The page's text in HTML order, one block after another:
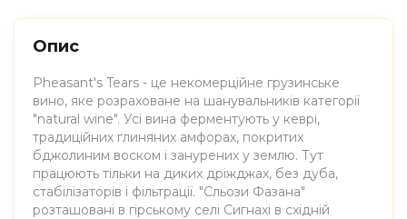
Опис
Pheasant's Tears - це некомерційне грузинське
вино, яке розраховане на шанувальників категорії
"natural wine". Усі вина ферментують у кеврі,
традиційних глиняних амфорах, покритих
бджолиним воском і занурених у землю. Тут
працюють тільки на диких дріжджах, без дуба,
стабілізаторів і фільтрації. "Сльози Фазана"
розташовані в гірському селі Сигнахі в східній